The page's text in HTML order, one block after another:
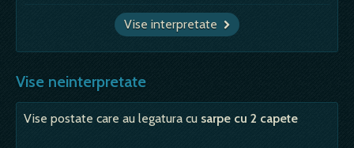
Vise interpretate
Vise neinterpretate
Vise postate care au legatura cu sarpe cu 2 capete